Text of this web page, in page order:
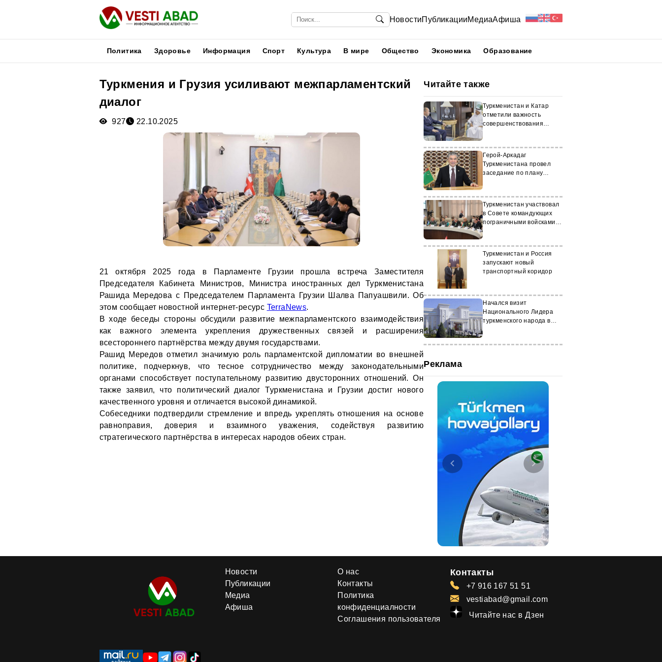
НовостиПубликацииМедиаАфиша
Политика Здоровье Информация Спорт Культура В мире Общество Экономика Образование
Туркмения и Грузия усиливают межпарламентский
диалог
927 22.10.2025
21 октября 2025 года в Парламенте Грузии прошла встреча Заместителя
Председателя Кабинета Министров, Министра иностранных дел Туркменистана
Рашида Мередова с Председателем Парламента Грузии Шалва Папуашвили. Об
этом сообщает новостной интернет-ресурс TerraNews.
В ходе беседы стороны обсудили развитие межпарламентского взаимодействия
как важного элемента укрепления дружественных связей и расширения
всестороннего партнёрства между двумя государствами.
Рашид Мередов отметил значимую роль парламентской дипломатии во внешней
политике, подчеркнув, что тесное сотрудничество между законодательными
органами способствует поступательному развитию двусторонних отношений. Он
также заявил, что политический диалог Туркменистана и Грузии достиг нового
качественного уровня и отличается высокой динамикой.
Собеседники подтвердили стремление и впредь укреплять отношения на основе
равноправия, доверия и взаимного уважения, содействуя развитию
стратегического партнёрства в интересах народов обеих стран.
Читайте также
Туркменистан и Катар
отметили важность
совершенствования
Герой-Аркадаг
Туркменистана провел
заседание по плану
Туркменистан участвовал
в Совете командующих
пограничными войсками
Туркменистан и Россия
запускают новый
транспортный коридор
Начался визит
Национального Лидера
туркменского народа в
Реклама
Новости
Публикации
Медиа
Афиша
О нас
Контакты
Политика
конфиденциалности
Соглашения пользователя
Контакты
+7 916 167 51 51
vestiabad@gmail.com
Читайте нас в Дзен